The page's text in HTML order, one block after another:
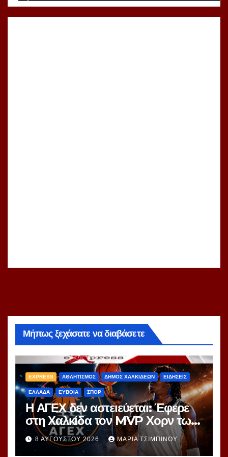
Μήπως ξεχάσατε να διαβάσετε
EXPRESS ΑΘΛΗΤΙΣΜΟΣ ΔΗΜΟΣ ΧΑΛΚΙΔΕΩΝ ΕΙΔΗΣΕΙΣ
ΕΛΛΑΔΑ ΕΥΒΟΙΑ ΣΠΟΡ
Η ΑΓΕΧ δεν αστειεύεται: Έφερε
στη Χαλκίδα τον MVP Χορν των
20 πόντων!
8 ΑΥΓΟΎΣΤΟΥ 2026 ΜΑΡΊΑ ΤΣΙΜΠΙΝΟΎ